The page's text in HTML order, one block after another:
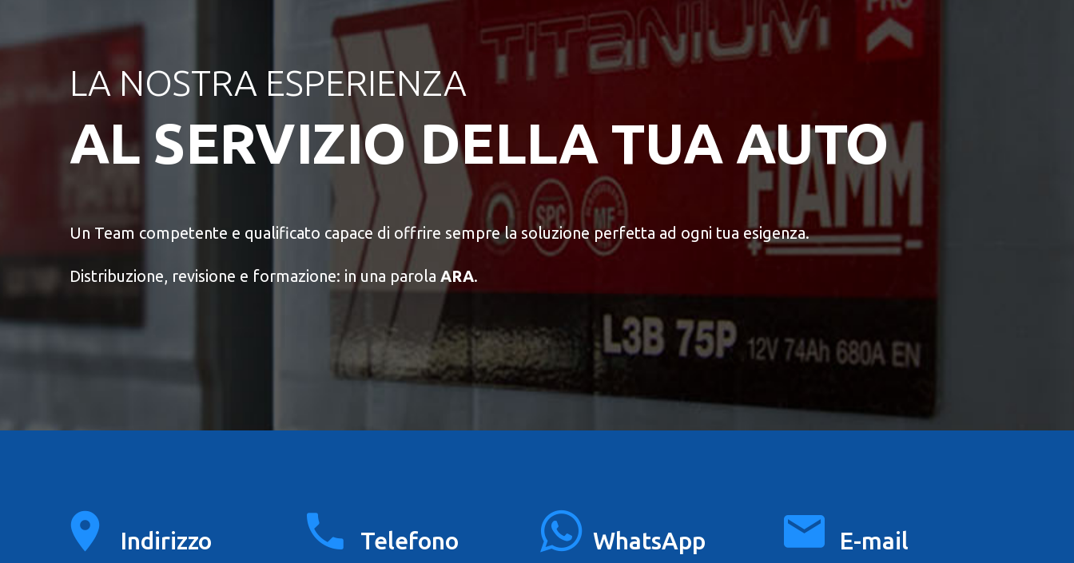
LA NOSTRA ESPERIENZA
AL SERVIZIO DELLA TUA AUTO
Un Team competente e qualificato capace di offrire sempre la soluzione perfetta ad ogni tua esigenza.
Distribuzione, revisione e formazione: in una parola ARA.
Indirizzo Telefono WhatsApp E-mail